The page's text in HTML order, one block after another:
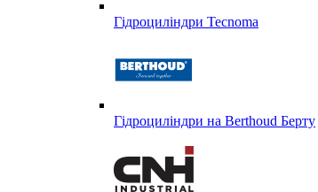
Гідроциліндри Tecnoma
Гідроциліндри на Berthoud Берту